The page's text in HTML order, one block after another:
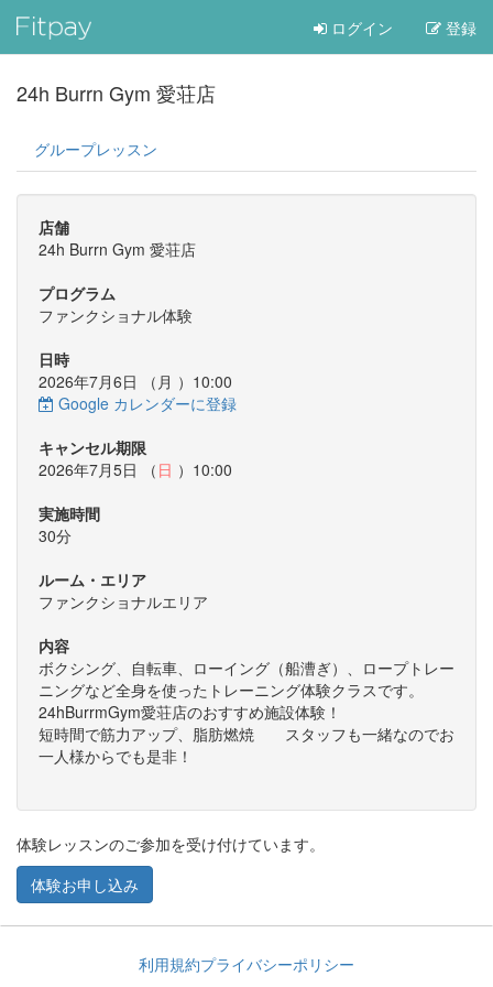
ログイン 登録
24h Burrn Gym 愛荘店
グループレッスン
店舗
24h Burrn Gym 愛荘店
プログラム
ファンクショナル体験
日時
2026年7月6日 （ 月 ）10:00
Google カレンダーに登録
キャンセル期限
2026年7月5日 （ 日 ）10:00
実施時間
30分
ルーム・エリア
ファンクショナルエリア
内容
ボクシング、自転車、ローイング（船漕ぎ）、ロープトレー
ニングなど全身を使ったトレーニング体験クラスです。
24hBurrmGym愛荘店のおすすめ施設体験！
短時間で筋力アップ、脂肪燃焼 スタッフも一緒なのでお
一人様からでも是非！
体験レッスンのご参加を受け付けています。
体験お申し込み
利用規約プライバシーポリシー